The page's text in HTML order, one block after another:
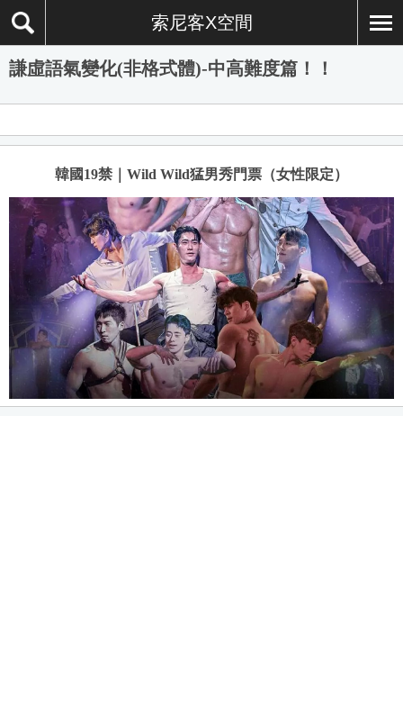
索尼客X空間
謙虛語氣變化(非格式體)-中高難度篇！！
韓國19禁｜Wild Wild猛男秀門票（女性限定）